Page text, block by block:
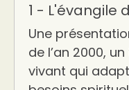
1 - L'évangile
Une
de l’an 2000,
vivant qui